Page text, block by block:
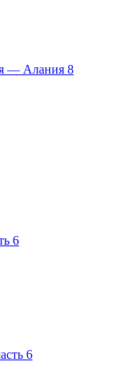
— Алания 8
6
6